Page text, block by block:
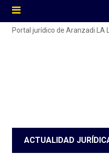
Portal jurídico de Aranzadi LA
ACTUALIDAD